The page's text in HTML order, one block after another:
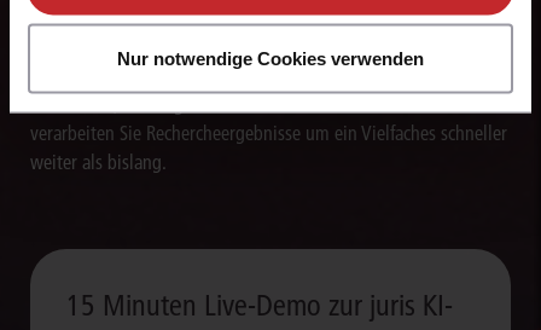
Nur notwendige Cookies verwenden
Texte blitzschnell erstellen
Die juris KI-Suite erstellt in Sekunden Textentwürfe für
verarbeiten Sie Rechercheergebnisse um ein Vielfaches schneller
weiter als bislang.
15 Minuten Live-Demo zur juris KI-